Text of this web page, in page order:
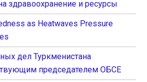
здравоохранение и ресурсы
as Heatwaves Pressure
дел Туркменистана
председателем ОБСЕ